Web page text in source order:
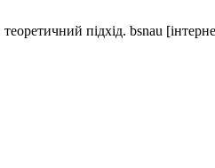
підхід. bsnau